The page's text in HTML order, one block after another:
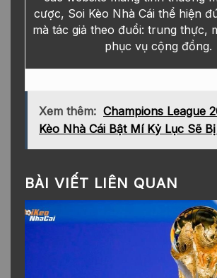
cược, Soi Kèo Nhà Cái thể hiện
mà tác giả theo đuổi: trung thực,
phục vụ cộng đồng.
Xem thêm: Champions League
Kèo Nhà Cái Bật Mí Kỷ Lục Sẽ
BÀI VIẾT LIÊN QUAN